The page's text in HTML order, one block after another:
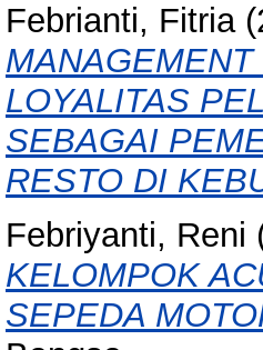
Febrianti, Fitria
LOYALITAS
SEBAGAI
RESTO DI
Febriyanti, Reni
KELOMPOK
SEPEDA